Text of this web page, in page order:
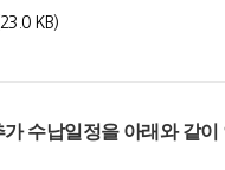
KB)
수납일정을 아래와 같이